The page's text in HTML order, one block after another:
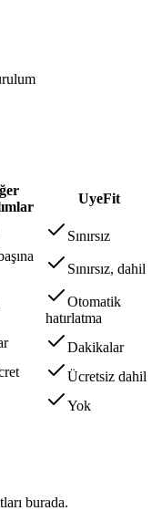
UyeFit
Sınırsız
Sınırsız, dahil
Otomatik
hatırlatma
Dakikalar
Ücretsiz dahil
Yok
burada.